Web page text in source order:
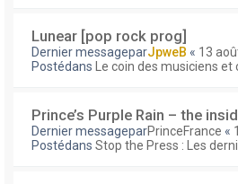
Lunear [pop rock prog]
Dernier messageparJpweB « 13
Postédans
Le coin des musiciens
Prince’s Purple Rain – the
Dernier messageparPrinceFrance «
Postédans Stop the Press : Les